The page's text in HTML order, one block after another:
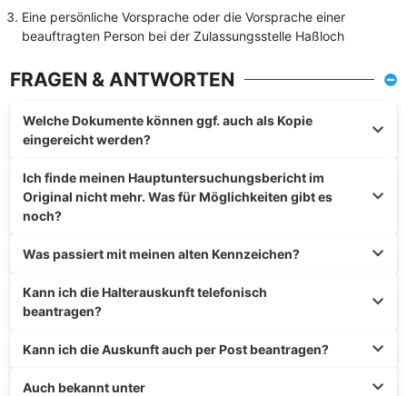
Eine persönliche Vorsprache oder die Vorsprache einer
beauftragten Person bei der Zulassungsstelle Haßloch
FRAGEN & ANTWORTEN
Welche Dokumente können ggf. auch als Kopie
eingereicht werden?
Ich finde meinen Hauptuntersuchungsbericht im
Original nicht mehr. Was für Möglichkeiten gibt es
noch?
Was passiert mit meinen alten Kennzeichen?
Kann ich die Halterauskunft telefonisch
beantragen?
Kann ich die Auskunft auch per Post beantragen?
Auch bekannt unter